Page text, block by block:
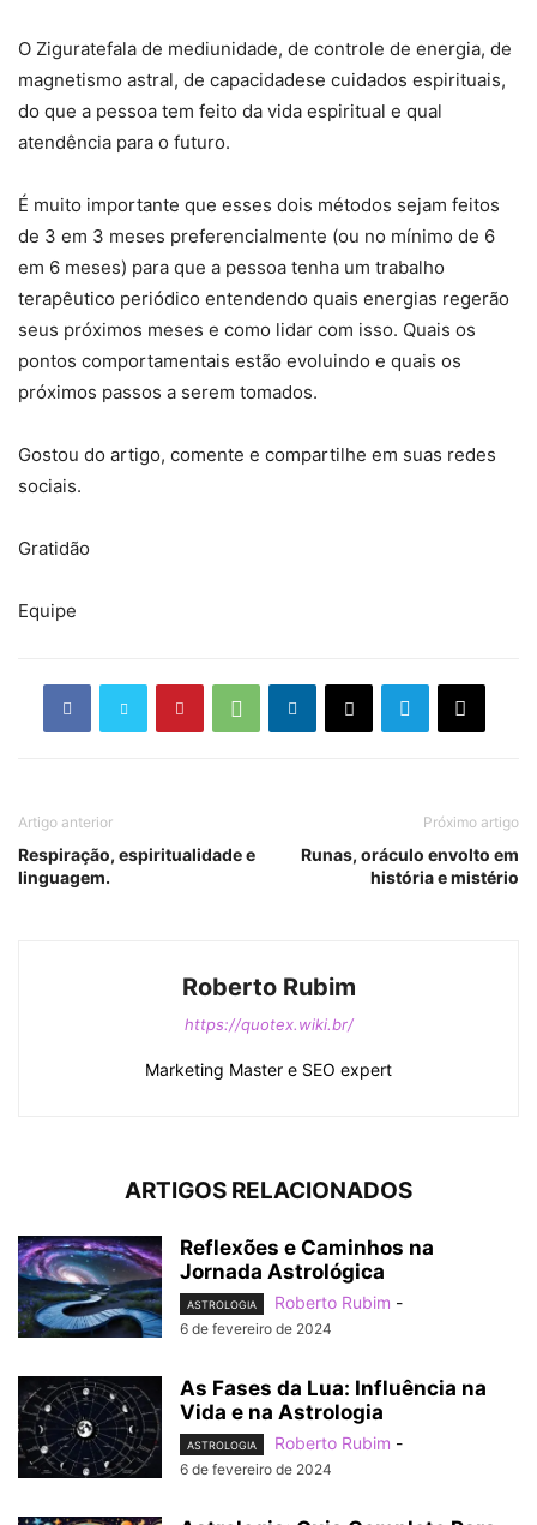
O Ziguratefala de mediunidade, de controle de energia, de
magnetismo astral, de capacidadese cuidados espirituais,
do que a pessoa tem feito da vida espiritual e qual
atendência para o futuro.
É muito importante que esses dois métodos sejam feitos
de 3 em 3 meses preferencialmente (ou no mínimo de 6
em 6 meses) para que a pessoa tenha um trabalho
terapêutico periódico entendendo quais energias regerão
seus próximos meses e como lidar com isso. Quais os
pontos comportamentais estão evoluindo e quais os
próximos passos a serem tomados.
Gostou do artigo, comente e compartilhe em suas redes
sociais.
Gratidão
Equipe
Artigo anterior
Respiração, espiritualidade e
linguagem.
Próximo artigo
Runas, oráculo envolto em
história e mistério
Roberto Rubim
https://quotex.wiki.br/
Marketing Master e SEO expert
ARTIGOS RELACIONADOS
Reflexões e Caminhos na
Jornada Astrológica
ASTROLOGIA Roberto Rubim -
6 de fevereiro de 2024
As Fases da Lua: Influência na
Vida e na Astrologia
ASTROLOGIA Roberto Rubim -
6 de fevereiro de 2024